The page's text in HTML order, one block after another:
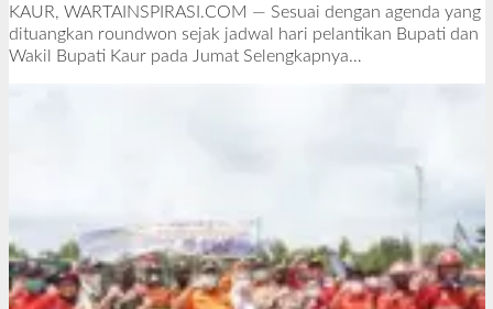
l
e
h
KAUR, WARTAINSPIRASI.COM — Sesuai dengan agenda yang
dituangkan roundwon sejak jadwal hari pelantikan Bupati dan
Wakil Bupati Kaur pada Jumat Selengkapnya…